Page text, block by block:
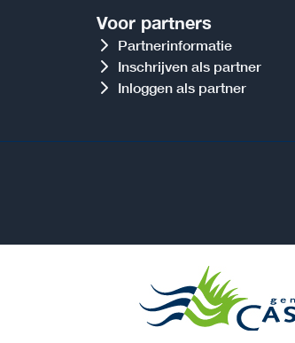
Voor partners
Partnerinformatie
Inschrijven als partner
Inloggen als partner